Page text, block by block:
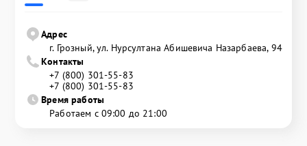
Адрес
г. Грозный, ул. Нурсултана Абишевича Назарбаева, 94
Контакты
+7 (800) 301-55-83
+7 (800) 301-55-83
Время работы
Работаем с 09:00 до 21:00